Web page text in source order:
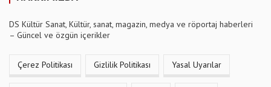
DS Kültür Sanat, Kültür, sanat, magazin, medya ve röportaj haberleri
– Güncel ve özgün içerikler
Çerez Politikası Gizlilik Politikası Yasal Uyarılar